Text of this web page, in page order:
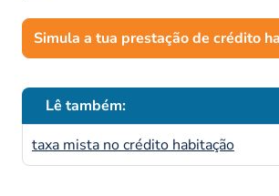
Simula a tua prestação de crédito
Lê também:
taxa mista no crédito habitação